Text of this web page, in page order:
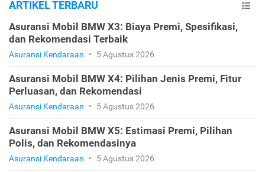
ARTIKEL TERBARU
Asuransi Mobil BMW X3: Biaya Premi, Spesifikasi,
dan Rekomendasi Terbaik
Asuransi Kendaraan • 5 Agustus 2026
Asuransi Mobil BMW X4: Pilihan Jenis Premi, Fitur
Perluasan, dan Rekomendasi
Asuransi Kendaraan • 5 Agustus 2026
Asuransi Mobil BMW X5: Estimasi Premi, Pilihan
Polis, dan Rekomendasinya
Asuransi Kendaraan • 5 Agustus 2026